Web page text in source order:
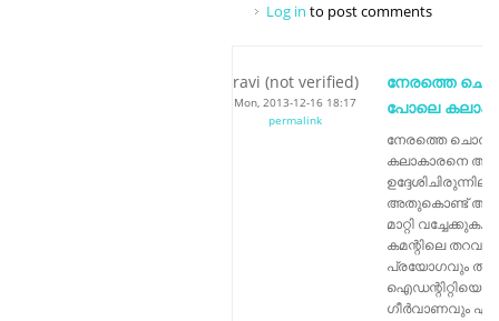
Log in to post comments
ravi (not verified)
Mon, 2013-12-16 18:17
permalink
നേരത്തെ
പോലെ
നേരത്തെ
കലാകാരനെ
അതുകൊണ്ട് ആ
മാറ്റി വച്ചേക്കുക.
കമന്റിലെ തറവാടി
പ്രയോഗവും
ഐഡന്റിറ്റിയെ
ഗീർവാണവും